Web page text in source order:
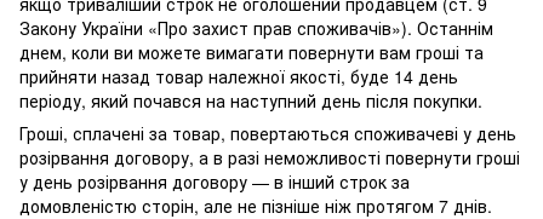
Закону України «Про захист прав споживачів»). Останнім
днем, коли ви можете вимагати повернути вам гроші та
прийняти назад товар належної якості, буде 14 день
періоду, який почався на наступний день після покупки.
Гроші, сплачені за товар, повертаються споживачеві у день
розірвання договору, а в разі неможливості повернути гроші
у день розірвання договору — в інший строк за
домовленістю сторін, але не пізніше ніж протягом 7 днів.